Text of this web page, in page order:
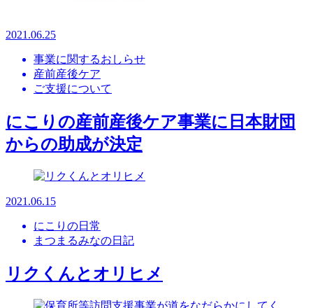
2021.06.25
事業に関するおしらせ
産前産後ケア
ご支援について
にこりの産前産後ケア事業に日本財団
からの助成が決定
2021.06.15
にこりの日常
まつまるみなの日記
リクくんとオリヒメ